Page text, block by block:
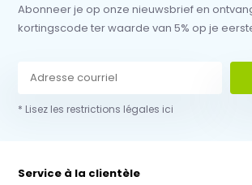
Abonneer je op onze nieuwsbrief en
kortingscode ter waarde van 5% op je
* Lisez les restrictions légales ici
Service à la clientèle